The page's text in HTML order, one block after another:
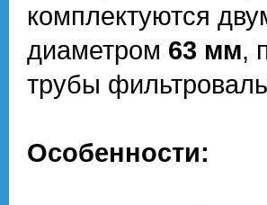
комплектуются
диаметром 63 мм,
трубы
Особенности: